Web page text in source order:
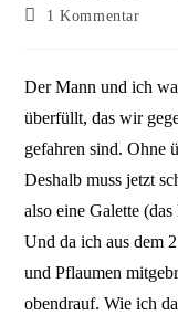
veröffentlicht:
Beitrags-
1 Kommentar
Der Mann und ich
überfüllt, das wir
gefahren sind. Ohne
Deshalb muss jetzt
also eine Galette
Und da ich aus dem
und Pflaumen
obendrauf. Wie ich